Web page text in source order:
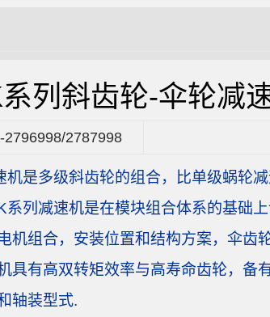
列斜齿轮-伞轮减
2796998/2787998
机是多级斜齿轮的组合，比单级蜗轮减
系列减速机是在模块组合体系的基础
机组合，安装位置和结构方案，伞齿
具有高双转矩效率与高寿命齿轮，备
轴装型式.